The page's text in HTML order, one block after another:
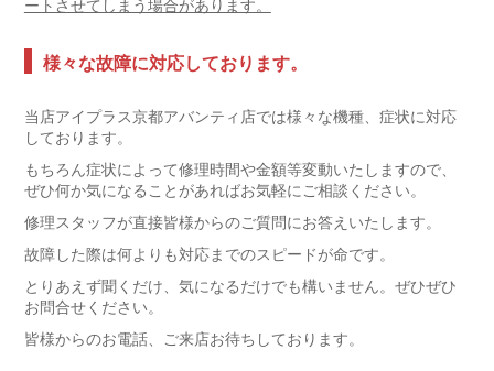
ートさせてしまう場合があります。
様々な故障に対応しております。
当店アイプラス京都アバンティ店では様々な機種、症状に対応
しております。
もちろん症状によって修理時間や金額等変動いたしますので、
ぜひ何か気になることがあればお気軽にご相談ください。
修理スタッフが直接皆様からのご質問にお答えいたします。
故障した際は何よりも対応までのスピードが命です。
とりあえず聞くだけ、気になるだけでも構いません。ぜひぜひ
お問合せください。
皆様からのお電話、ご来店お待ちしております。